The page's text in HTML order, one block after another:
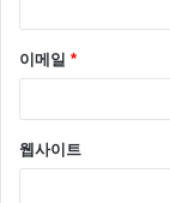
이메일 *
웹사이트